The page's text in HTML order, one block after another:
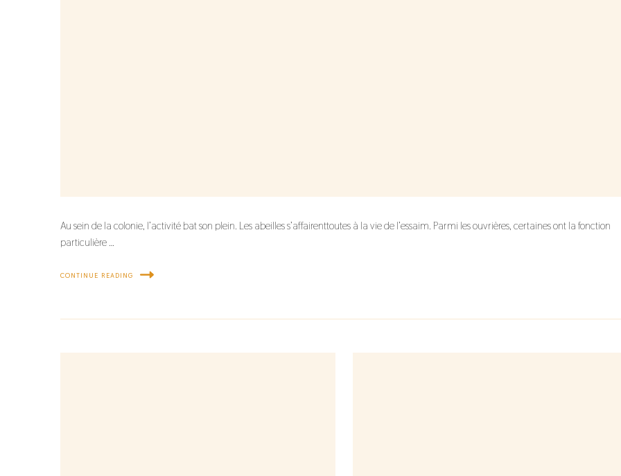
Au sein de la colonie, l’activité bat son plein. Les abeilles s’affairenttoutes à la vie de l’essaim. Parmi les ouvrières, certaines ont la fonction
particulière …
CONTINUE READING